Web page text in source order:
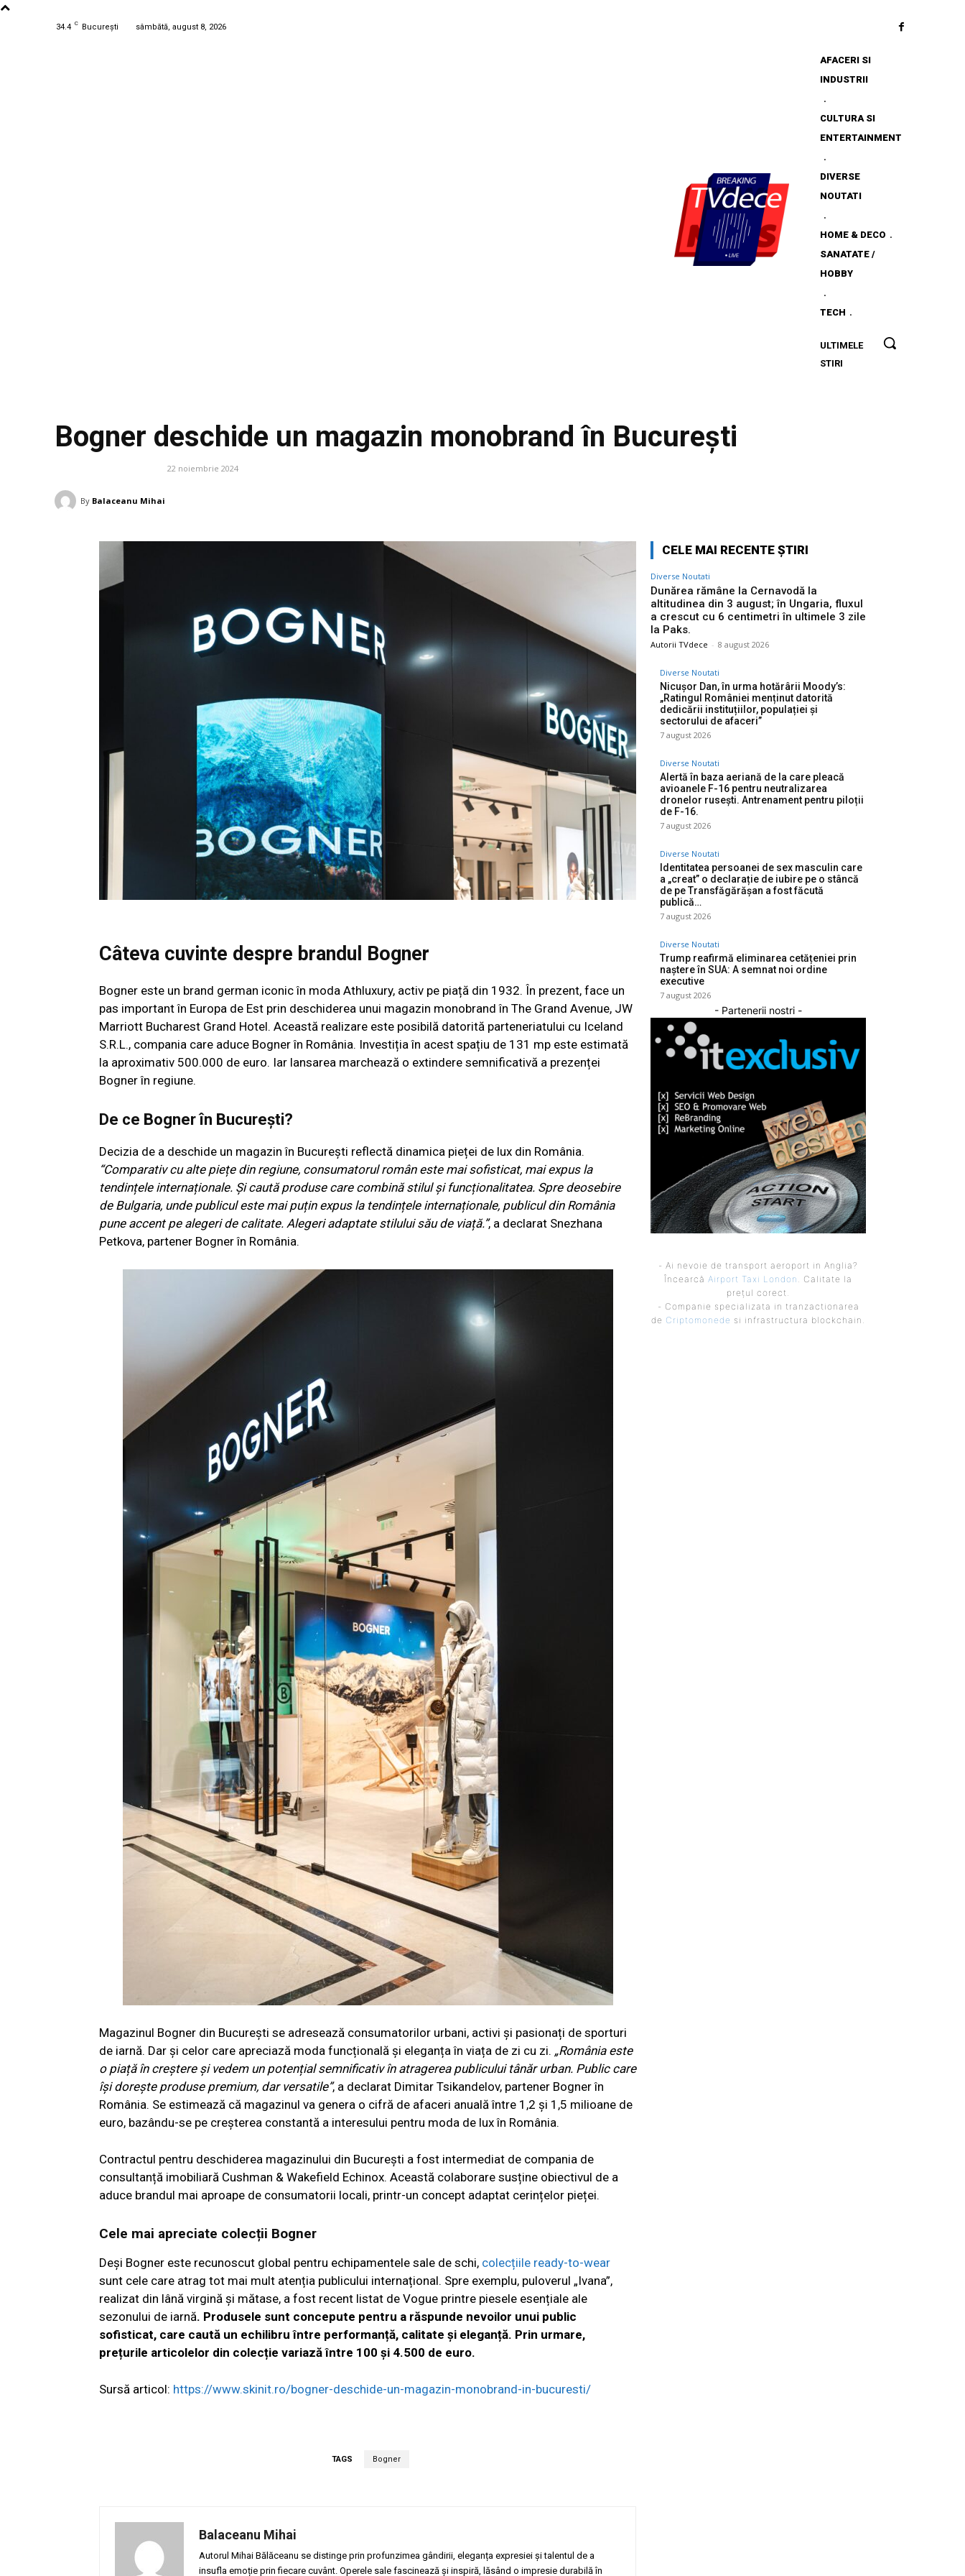
34.4 C București sâmbătă, august 8, 2026
AFACERI SI
INDUSTRII
CULTURA SI
ENTERTAINMENT
DIVERSE
NOUTATI
HOME & DECO
SANATATE /
HOBBY
TECH
ULTIMELE
STIRI
Dunărea
Bogner deschide un magazin monobrand în București
22 noiembrie 2024
By Balaceanu Mihai
Câteva cuvinte despre brandul Bogner
Bogner este un brand german iconic în moda Athluxury, activ pe piață din 1932. În prezent, face un
pas important în Europa de Est prin deschiderea unui magazin monobrand în The Grand Avenue, JW
Marriott Bucharest Grand Hotel. Această realizare este posibilă datorită parteneriatului cu Iceland
S.R.L., compania care aduce Bogner în România. Investiția în acest spațiu de 131 mp este estimată
la aproximativ 500.000 de euro. Iar lansarea marchează o extindere semnificativă a prezenței
Bogner în regiune.
De ce Bogner în București?
Decizia de a deschide un magazin în București reflectă dinamica pieței de lux din România.
“Comparativ cu alte piețe din regiune, consumatorul român este mai sofisticat, mai expus la
tendințele internaționale. Și caută produse care combină stilul și funcționalitatea. Spre deosebire
de Bulgaria, unde publicul este mai puțin expus la tendințele internaționale, publicul din România
pune accent pe alegeri de calitate. Alegeri adaptate stilului său de viață.”, a declarat Snezhana
Petkova, partener Bogner în România.
Magazinul Bogner din București se adresează consumatorilor urbani, activi și pasionați de sporturi
de iarnă. Dar și celor care apreciază moda funcțională și eleganța în viața de zi cu zi. „România este
o piață în creștere și vedem un potențial semnificativ în atragerea publicului tânăr urban. Public care
își dorește produse premium, dar versatile”, a declarat Dimitar Tsikandelov, partener Bogner în
România. Se estimează că magazinul va genera o cifră de afaceri anuală între 1,2 și 1,5 milioane de
euro, bazându-se pe creșterea constantă a interesului pentru moda de lux în România.
Contractul pentru deschiderea magazinului din București a fost intermediat de compania de
consultanță imobiliară Cushman & Wakefield Echinox. Această colaborare susține obiectivul de a
aduce brandul mai aproape de consumatorii locali, printr-un concept adaptat cerințelor pieței.
Cele mai apreciate colecții Bogner
Deși Bogner este recunoscut global pentru echipamentele sale de schi, colecțiile ready-to-wear
sunt cele care atrag tot mai mult atenția publicului internațional. Spre exemplu, puloverul „Ivana”,
realizat din lână virgină și mătase, a fost recent listat de Vogue printre piesele esențiale ale
sezonului de iarnă. Produsele sunt concepute pentru a răspunde nevoilor unui public
sofisticat, care caută un echilibru între performanță, calitate și eleganță. Prin urmare,
prețurile articolelor din colecție variază între 100 și 4.500 de euro.
Sursă articol: https://www.skinit.ro/bogner-deschide-un-magazin-monobrand-in-bucuresti/
TAGS Bogner
Balaceanu Mihai
Autorul Mihai Bălăceanu se distinge prin profunzimea gândirii, eleganța expresiei și talentul de a
insufla emoție prin fiecare cuvânt. Operele sale fascinează și inspiră, lăsând o impresie durabilă în
CELE MAI RECENTE ȘTIRI
Diverse Noutati
Dunărea rămâne la Cernavodă la
altitudinea din 3 august; în Ungaria, fluxul
a crescut cu 6 centimetri în ultimele 3 zile
la Paks.
Autorii TVdece - 8 august 2026
Diverse Noutati
Nicușor Dan, în urma hotărârii Moody’s:
„Ratingul României menținut datorită
dedicării instituțiilor, populației și
sectorului de afaceri”
7 august 2026
Diverse Noutati
Alertă în baza aeriană de la care pleacă
avioanele F-16 pentru neutralizarea
dronelor rusești. Antrenament pentru piloții
de F-16.
7 august 2026
Diverse Noutati
Identitatea persoanei de sex masculin care
a „creat” o declarație de iubire pe o stâncă
de pe Transfăgărășan a fost făcută
publică…
7 august 2026
Diverse Noutati
Trump reafirmă eliminarea cetățeniei prin
naștere în SUA: A semnat noi ordine
executive
7 august 2026
- Partenerii nostri -
- Ai nevoie de transport aeroport in Anglia?
Încearcă Airport Taxi London . Calitate la
prețul corect.
- Companie specializata in tranzactionarea
de Criptomonede si infrastructura blockchain.